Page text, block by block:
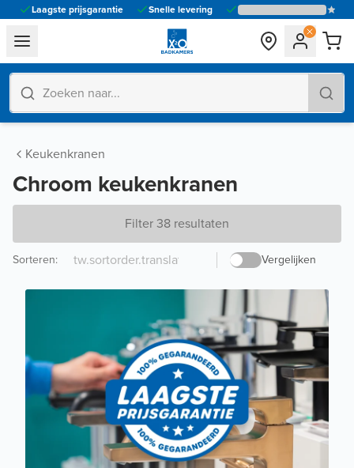
Laagste prijsgarantie Snelle levering
general.navigation.toggle_menu.label
Keukenkranen
Chroom keukenkranen
Filter 38 resultaten
Vergelijken
Sorteren: